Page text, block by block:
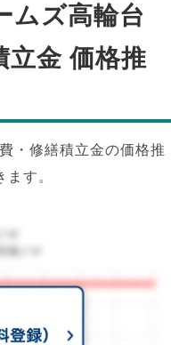
ムズ高輪台
立金 価格推
・修繕積立金の価格推
す。
㎡